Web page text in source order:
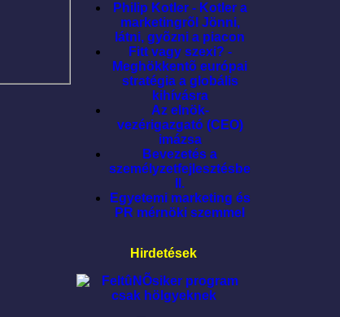
Philip Kotler - Kotler a
marketingrõl Jönni,
látni, gyõzni a piacon
Fitt vagy szexi? -
Meghökkentõ európai
stratégia a globális
kihívásra
Az elnök-
vezérigazgató (CEO)
imázsa
Bevezetés a
személyzetfejlesztésbe
II.
Egyetemi marketing és
PR mérnöki szemmel
Hirdetések